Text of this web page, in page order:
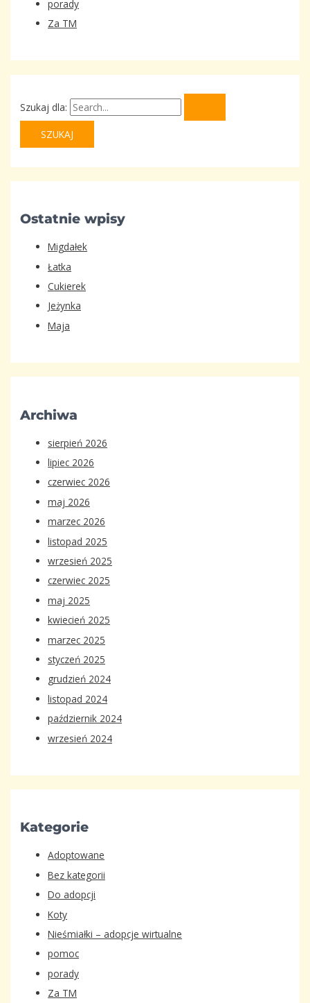
porady
Za TM
Szukaj dla:
Ostatnie wpisy
Migdałek
Łatka
Cukierek
Jeżynka
Maja
Archiwa
sierpień 2026
lipiec 2026
czerwiec 2026
maj 2026
marzec 2026
listopad 2025
wrzesień 2025
czerwiec 2025
maj 2025
kwiecień 2025
marzec 2025
styczeń 2025
grudzień 2024
listopad 2024
październik 2024
wrzesień 2024
Kategorie
Adoptowane
Bez kategorii
Do adopcji
Koty
Nieśmiałki – adopcje wirtualne
pomoc
porady
Za TM